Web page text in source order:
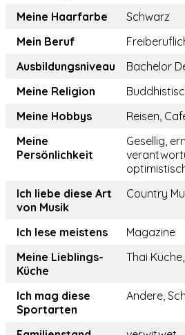
Meine Haarfarbe
Schwarz
Mein Beruf
Ausbildungsniveau
Bachelor
Meine Religion
Meine Hobbys
Reisen,
Meine
Persönlichkeit
Gesellig,
Ich liebe diese Art
von Musik
Country
Ich lese meistens
Magazine
Meine Lieblings-
Küche
Thai
Ich mag diese
Sportarten
Andere,